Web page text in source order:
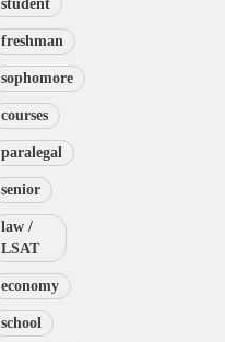
student
freshman
sophomore
courses
paralegal
senior
law /
LSAT
economy
school